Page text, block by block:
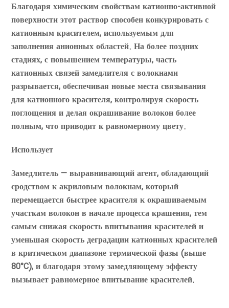
Благодаря химическим свойствам катионно-активной
поверхности этот раствор способен конкурировать с
катионным красителем, используемым для
заполнения анионных областей. На более поздних
стадиях, с повышением температуры, часть
катионных связей замедлителя с волокнами
разрывается, обеспечивая новые места связывания
для катионного красителя, контролируя скорость
поглощения и делая окрашивание волокон более
полным, что приводит к равномерному цвету.
Использует
Замедлитель — выравнивающий агент, обладающий
сродством к акриловым волокнам, который
перемещается быстрее красителя к окрашиваемым
участкам волокон в начале процесса крашения, тем
самым снижая скорость впитывания красителей и
уменьшая скорость деградации катионных красителей
в критическом диапазоне термической фазы (выше
80°C), и благодаря этому замедляющему эффекту
вызывает равномерное впитывание красителей.